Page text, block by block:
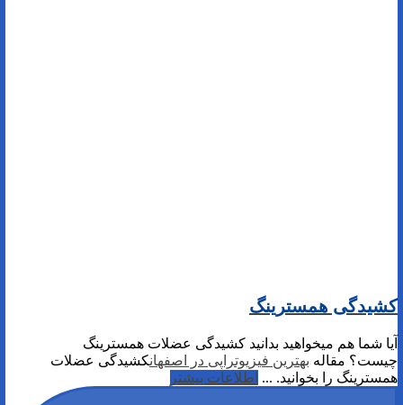
کشیدگی همسترینگ
آیا شما هم میخواهید بدانید کشیدگی عضلات همسترینگ
چیست؟ مقاله بهترین فیزیوتراپی در اصفهانکشیدگی عضلات
همسترینگ را بخوانید. ... اطلاعات بیشتر